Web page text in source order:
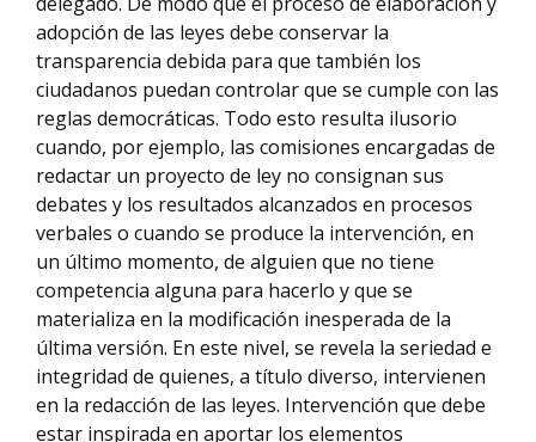
adopción de las leyes debe conservar la
transparencia debida para que también los
ciudadanos puedan controlar que se cumple con las
reglas democráticas. Todo esto resulta ilusorio
cuando, por ejemplo, las comisiones encargadas de
redactar un proyecto de ley no consignan sus
debates y los resultados alcanzados en procesos
verbales o cuando se produce la intervención, en
un último momento, de alguien que no tiene
competencia alguna para hacerlo y que se
materializa en la modificación inesperada de la
última versión. En este nivel, se revela la seriedad e
integridad de quienes, a título diverso, intervienen
en la redacción de las leyes. Intervención que debe
estar inspirada en aportar los elementos